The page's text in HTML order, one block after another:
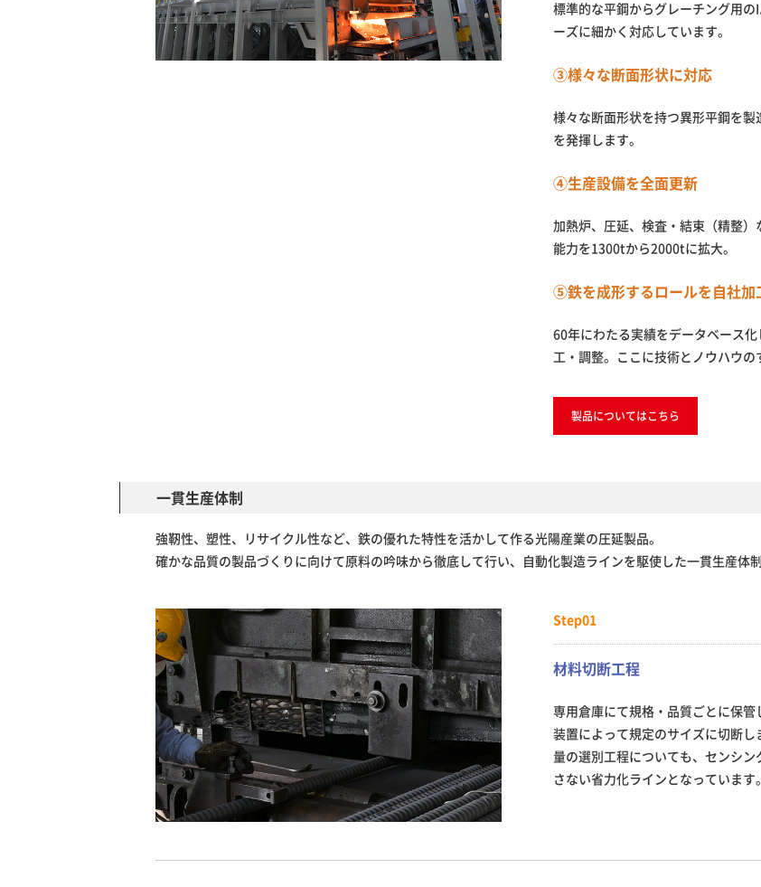
標準的な平鋼からグレーチング用
ーズに細かく対応しています。
③様々な断面形状に対応
様々な断面形状を持つ異形平鋼を
を発揮します。
④生産設備を全面更新
加熱炉、圧延、検査・結束（精整
能力を1300tから2000tに拡大。
⑤鉄を成形するロールを自社加
60年にわたる実績をデータベース
工・調整。ここに技術とノウハウの
製品についてはこちら
一貫生産体制
強靭性、塑性、リサイクル性など、鉄の優れた特性を活かして作る光陽産業の圧延製品。
確かな品質の製品づくりに向けて原料の吟味から徹底して行い、自動化製造ラインを駆使した一貫生産体
Step01
材料切断工程
専用倉庫にて規格・品質ごとに保
装置によって規定のサイズに切断
量の選別工程についても、センシ
さない省力化ラインとなっています。